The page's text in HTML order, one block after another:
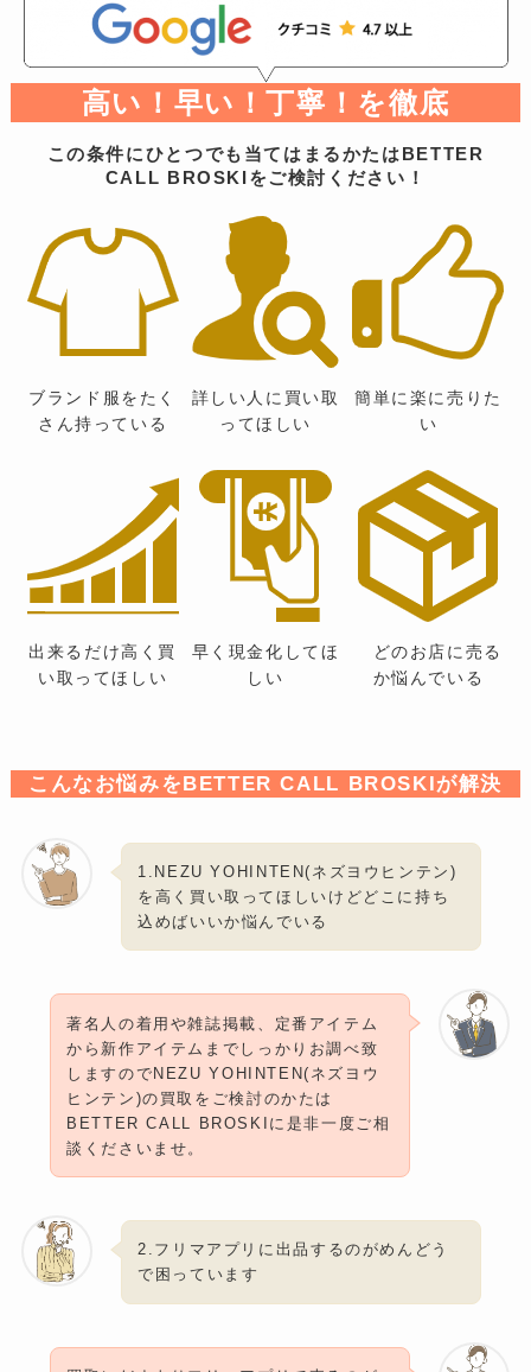
高い！早い！丁寧！を徹底
この条件にひとつでも当てはまるかたはBETTER
CALL BROSKIをご検討ください！
ブランド服をたく
さん持っている
詳しい人に買い取
ってほしい
簡単に楽に売りた
い
出来るだけ高く買
い取ってほしい
早く現金化してほ
しい
どのお店に売る
か悩んでいる
こんなお悩みをBETTER CALL BROSKIが解決
1.NEZU YOHINTEN(ネズヨウヒンテン)
を高く買い取ってほしいけどどこに持ち
込めばいいか悩んでいる
著名人の着用や雑誌掲載、定番アイテム
から新作アイテムまでしっかりお調べ致
しますのでNEZU YOHINTEN(ネズヨウ
ヒンテン)の買取をご検討のかたは
BETTER CALL BROSKIに是非一度ご相
談くださいませ。
2.フリマアプリに出品するのがめんどう
で困っています